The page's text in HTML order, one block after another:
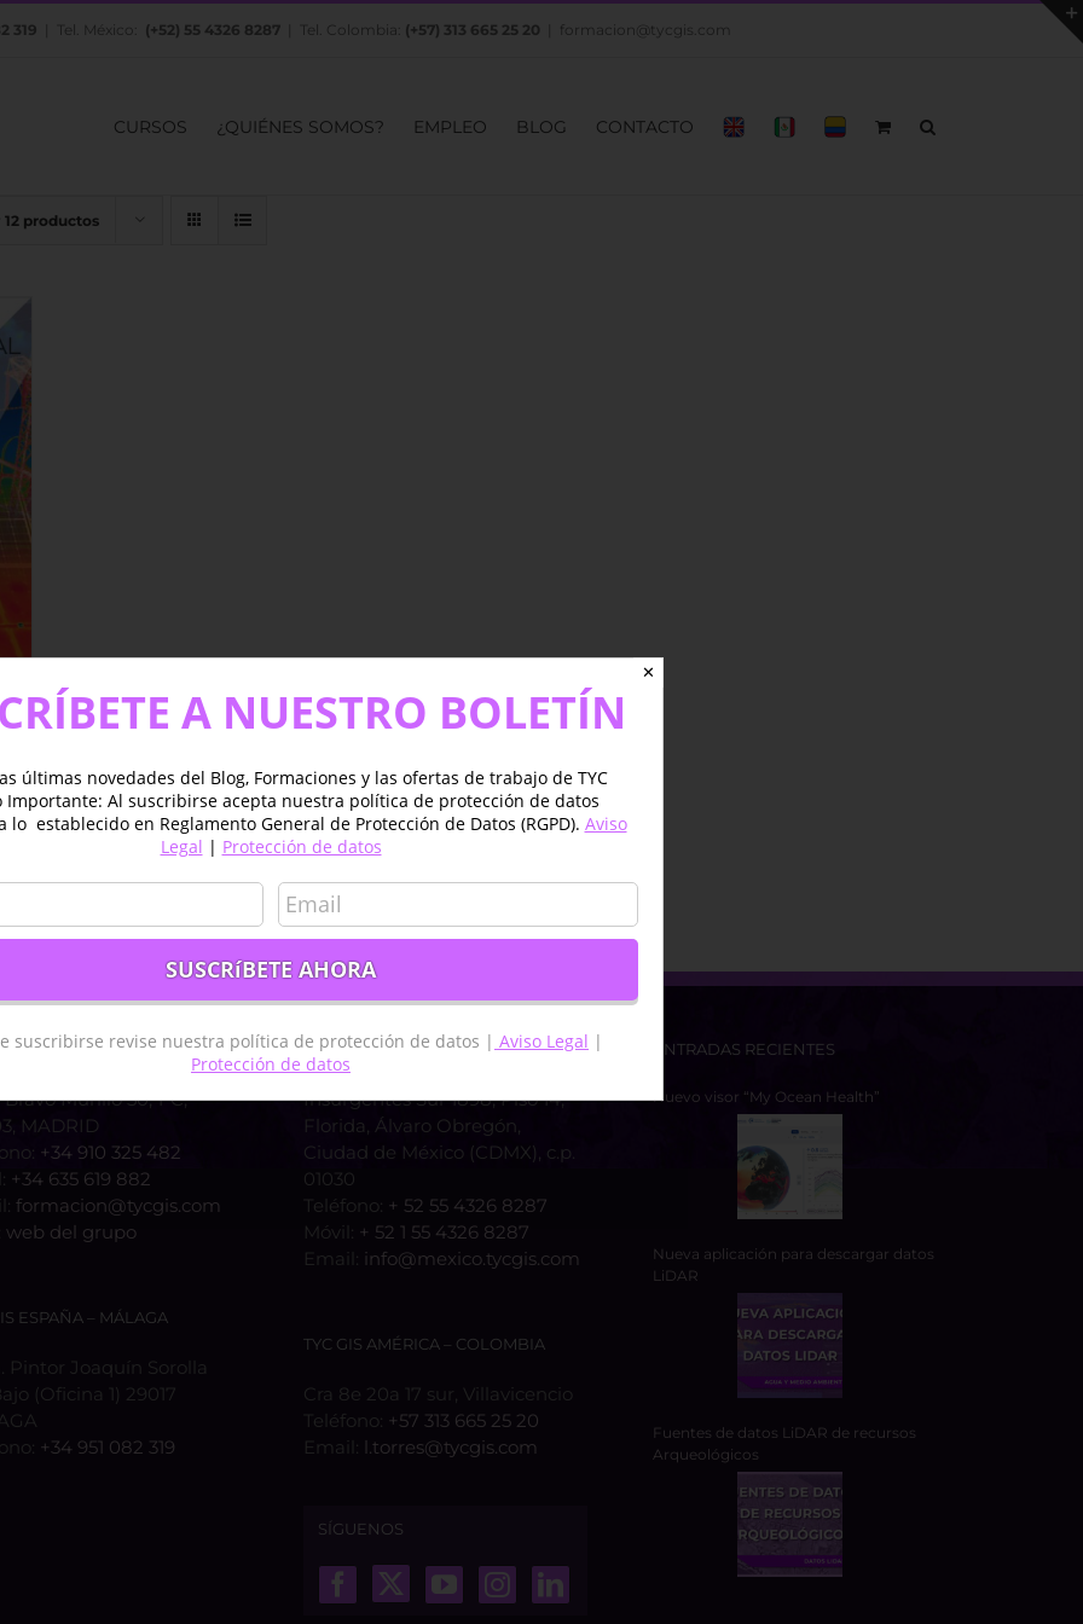
319 | Tel. México: (+52) 55 4326 8287 | Tel. Colombia: (+57) 313 665 25 20 formacion@tycgis.com
CURSOS ¿QUIÉNES SOMOS? EMPLEO BLOG CONTACTO
12 productos
ESPAÑA – MADRID
Murillo 50, 1ºC,
MADRID
+34 910 325 482
+34 635 619 882
formacion@tycgis.com
web del grupo
ESPAÑA – MÁLAGA
Pintor Joaquín Sorolla
(Oficina 1) 29017
+34 951 082 319
TYC GIS AMÉRICA – MÉXICO
Insurgentes Sur 1898, Piso 14,
Florida, Álvaro Obregón,
Ciudad de México (CDMX), c.p.
01030
Teléfono: + 52 55 4326 8287
Móvil: + 52 1 55 4326 8287
Email: info@mexico.tycgis.com
TYC GIS AMÉRICA – COLOMBIA
Cra 8e 20a 17 sur, Villavicencio
Teléfono: +57 313 665 25 20
Email: l.torres@tycgis.com
SÍGUENOS
ENTRADAS RECIENTES
Nuevo visor “My Ocean Health”
Nueva aplicación para descargar datos
LiDAR
Fuentes de datos LiDAR de recursos
Arqueológicos
✕
A NUESTRO BOLETÍN
últimas novedades del Blog, Formaciones y las ofertas de trabajo de TYC
Importante: Al suscribirse acepta nuestra política de protección de datos
lo establecido en Reglamento General de Protección de Datos (RGPD). Aviso
Legal | Protección de datos
suscribirse revise nuestra política de protección de datos | Aviso Legal |
Protección de datos